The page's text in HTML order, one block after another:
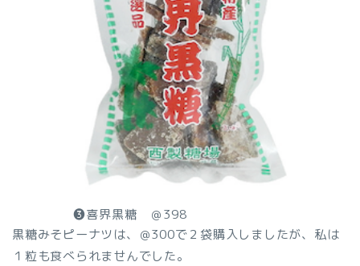
❸喜界黒糖 ＠398
黒糖みそピーナツは、＠300で２袋購入しましたが、私は
１粒も食べられませんでした。